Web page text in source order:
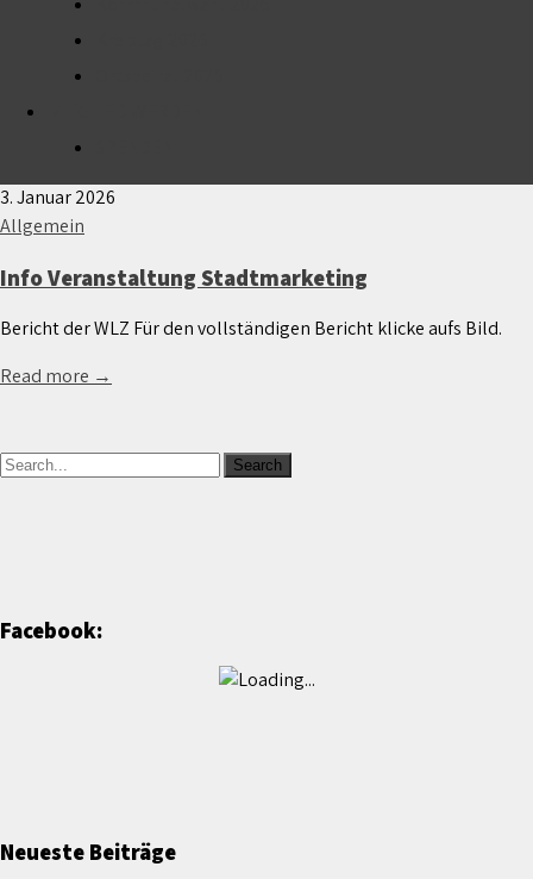
Autor:
3. Januar 2026
Allgemein
Info Veranstaltung Stadtmarketing
Bericht der WLZ Für den vollständigen Bericht klicke aufs Bild.
Read more →
Facebook:
Neueste Beiträge